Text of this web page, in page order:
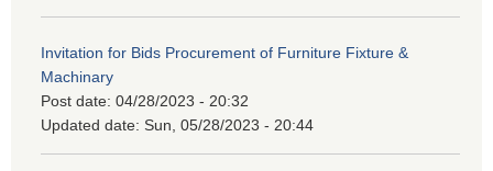
Invitation for Bids Procurement of Furniture Fixture &
Machinary
Post date: 04/28/2023 - 20:32
Updated date: Sun, 05/28/2023 - 20:44